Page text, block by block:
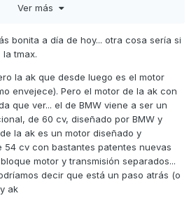
deportiva. La Tmax la veo con
caca).El cuadro de la AK
es decir que en general para mí
Ver más
bonita a día de hoy... otra cosa sería si
tmax.
la ak que desde luego es el motor
envejece). Pero el motor de la ak con
que ver... el de BMW viene a ser un
de 60 cv, diseñado por BMW y
la ak es un motor diseñado y
54 cv con bastantes patentes nuevas
motor y transmisión separados...
decir que está un paso atrás (o
ak